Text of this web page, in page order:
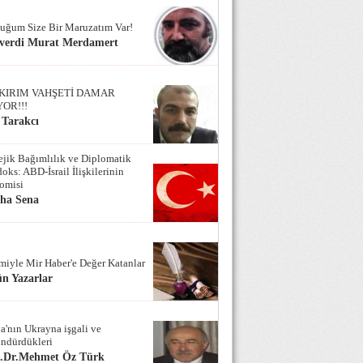
Size Bir Maruzatım Var!
Murat Merdamert
VAHŞETİ DAMAR
Bağımlılık ve Diplomatik
ABD-İsrail İlişkilerinin
Sena
Mir Haber'e Değer Katanlar
Yazarlar
Ukrayna işgali ve
Öz Türk